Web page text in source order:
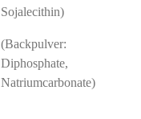
Sojalecithin)
(Backpulver:
Diphosphate,
Natriumcarbonate)